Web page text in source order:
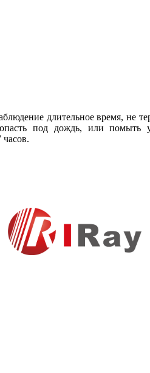
длительное время, не
под дождь, или помыть
часов.